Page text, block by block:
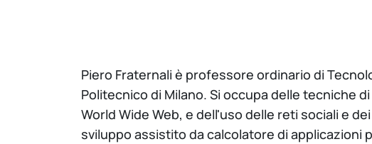
Piero Fraternali è professore ordinario di
Politecnico di Milano. Si occupa delle tecniche
World Wide Web, e dell'uso delle reti sociali e
sviluppo assistito da calcolatore di applicazioni